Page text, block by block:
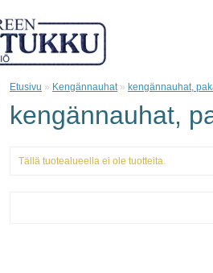
Etusivu » Kengännauhat» kengännauhat,
kengännauhat,
Tällä tuotealueella ei ole tuotteita.